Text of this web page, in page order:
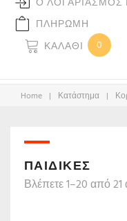
ΠΛΗΡΩΜΗ
ΚΑΛΆΘΙ
0
Home | Κατάστημα |
ΠΑΙΔΙΚΈΣ
Βλέπετε 1–20 από